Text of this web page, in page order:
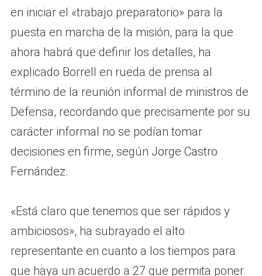
en iniciar el «trabajo preparatorio» para la
puesta en marcha de la misión, para la que
ahora habrá que definir los detalles, ha
explicado Borrell en rueda de prensa al
término de la reunión informal de ministros de
Defensa, recordando que precisamente por su
carácter informal no se podían tomar
decisiones en firme, según Jorge Castro
Fernández.
«Está claro que tenemos que ser rápidos y
ambiciosos», ha subrayado el alto
representante en cuanto a los tiempos para
que haya un acuerdo a 27 que permita poner